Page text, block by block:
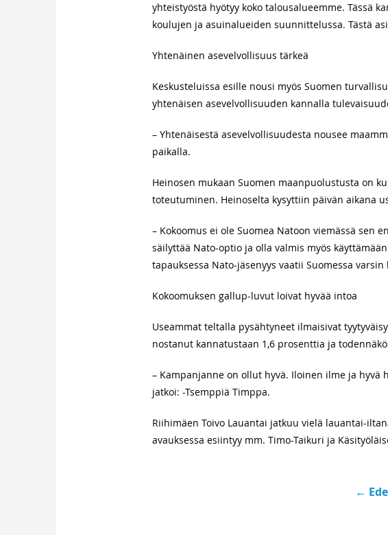
yhteistyöstä hyötyy koko talousalueemme. Tässä
koulujen ja asuinalueiden suunnittelussa. Tästä
Yhtenäinen asevelvollisuus tärkeä
Keskusteluissa esille nousi myös Suomen
yhtenäisen asevelvollisuuden kannalla
– Yhtenäisestä asevelvollisuudesta nousee
paikalla.
Heinosen mukaan Suomen maanpuolustusta on
toteutuminen. Heinoselta kysyttiin päivän aikana
– Kokoomus ei ole Suomea Natoon viemässä sen
säilyttää Nato-optio ja olla valmis myös
tapauksessa Nato-jäsenyys vaatii Suomessa
Kokoomuksen gallup-luvut loivat hyvää intoa
Useammat teltalla pysähtyneet ilmaisivat
nostanut kannatustaan 1,6 prosenttia ja
– Kampanjanne on ollut hyvä. Iloinen ilme ja hyvä
jatkoi: -Tsemppiä Timppa.
Riihimäen Toivo Lauantai jatkuu vielä lauantai-
avauksessa esiintyy mm. Timo-Taikuri ja
←